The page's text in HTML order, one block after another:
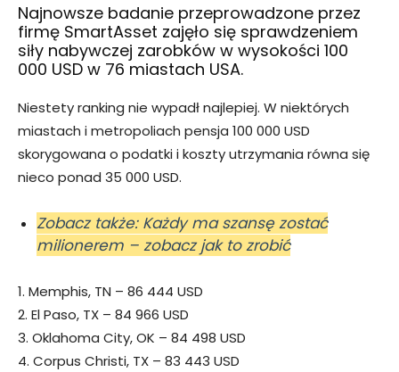
Najnowsze badanie przeprowadzone przez
firmę SmartAsset zajęło się sprawdzeniem
siły nabywczej zarobków w wysokości 100
000 USD w 76 miastach USA.
Niestety ranking nie wypadł najlepiej. W niektórych
miastach i metropoliach pensja 100 000 USD
skorygowana o podatki i koszty utrzymania równa się
nieco ponad 35 000 USD.
Zobacz także: Każdy ma szansę zostać
milionerem – zobacz jak to zrobić
1. Memphis, TN – 86 444 USD
2. El Paso, TX – 84 966 USD
3. Oklahoma City, OK – 84 498 USD
4. Corpus Christi, TX – 83 443 USD